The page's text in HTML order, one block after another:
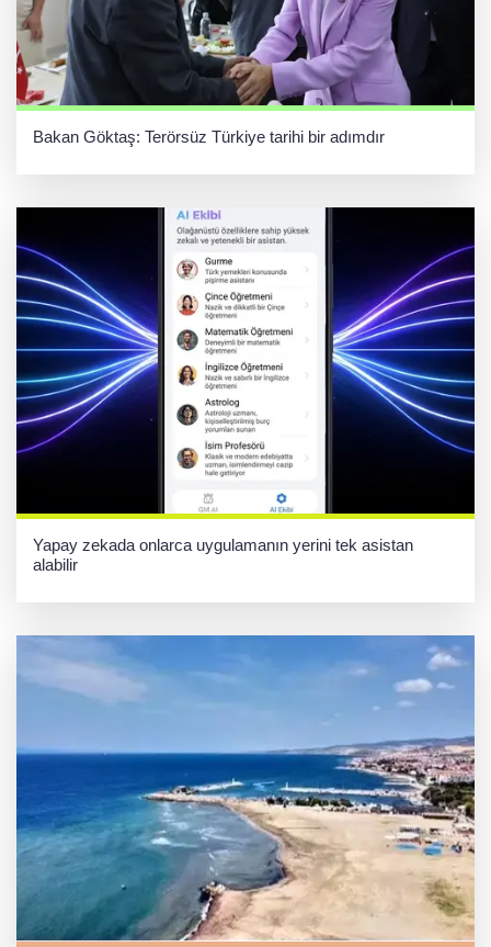
Bakan Göktaş: Terörsüz Türkiye tarihi bir adımdır
Yapay zekada onlarca uygulamanın yerini tek asistan
alabilir